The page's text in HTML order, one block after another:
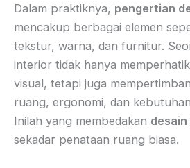
Dalam praktiknya, pengertian
mencakup berbagai elemen
tekstur, warna, dan furnitur.
interior tidak hanya
visual, tetapi juga
ruang, ergonomi, dan
Inilah yang membedakan
sekadar penataan ruang biasa.